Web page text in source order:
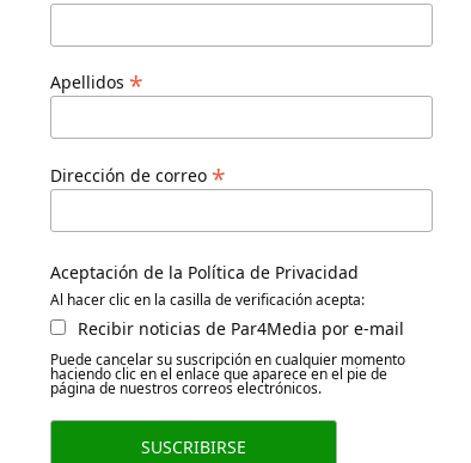
Apellidos *
Dirección de correo *
Aceptación de la Política de Privacidad
Al hacer clic en la casilla de verificación acepta:
Recibir noticias de Par4Media por e-mail
Puede cancelar su suscripción en cualquier momento
haciendo clic en el enlace que aparece en el pie de
página de nuestros correos electrónicos.